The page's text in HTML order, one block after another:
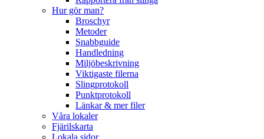
Hur gör man?
Broschyr
Metoder
Snabbguide
Handledning
Miljöbeskrivning
Viktigaste filerna
Slingprotokoll
Punktprotokoll
Länkar & mer filer
Våra lokaler
Fjärilskarta
Lokala sidor